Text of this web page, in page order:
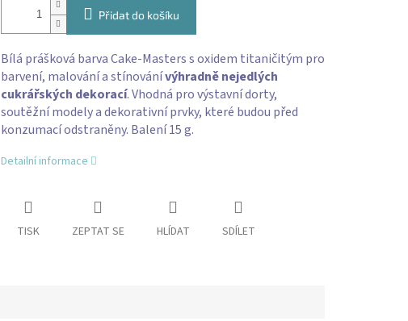
Přidat do košíku
Bílá prášková barva Cake-Masters s oxidem titaničitým pro
barvení, malování a stínovánívýhradně nejedlých
cukrářských dekorací. Vhodná pro výstavní dorty,
soutěžní modely a dekorativní prvky, které budou před
konzumací odstraněny. Balení 15 g.
Detailní informace
TISK ZEPTAT SE HLÍDAT SDÍLET